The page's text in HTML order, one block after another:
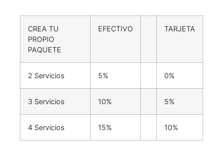
CREA TU
PROPIO
PAQUETE
EFECTIVO TARJETA
2 Servicios 5% 0%
3 Servicios 10% 5%
4 Servicios 15% 10%